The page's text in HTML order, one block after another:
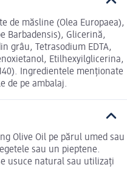
de măsline (Olea Europaea),
Barbadensis), Glicerină,
grâu, Tetrasodium EDTA,
Etilhexyilglicerina,
Ingredientele menționate
de pe ambalaj.
Olive Oil pe părul umed sau
sau un pieptene.
usuce natural sau utilizați